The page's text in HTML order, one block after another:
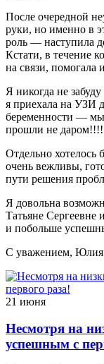
После очередной
руки, но именно в
роль — наступила
Кстати, в течение
на связи, помогала
Я никогда не
я приехала на УЗИ
беременности —
прошли не даром!!!!
Отдельно хотелось
очень вежливы,
пути решения
Я довольна
Татьяне Сергеевне
и побольше
С уважением, Юлия
21 июня
Несмотря на
успешным с